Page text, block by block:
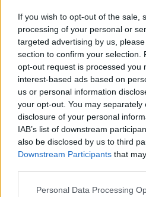
If you wish to opt-out of the sale,
processing of your personal or
targeted advertising by us,
section to confirm your selection.
opt-out request is processed you
interest-based ads based on
us or personal information
your opt-out. You may
disclosure of your personal
IAB’s list of downstream
also be disclosed by us to third
Downstream Participants that
Personal Data Processing
Mads Mikkelsen
ugyanazzal a
hőst, antihőst,
bolondot játszani úgy,
a másikat. Nem
emberi állapotokat:
határmezsgyét, ahol
mániába, a humor a
pedig puszta
ÖT